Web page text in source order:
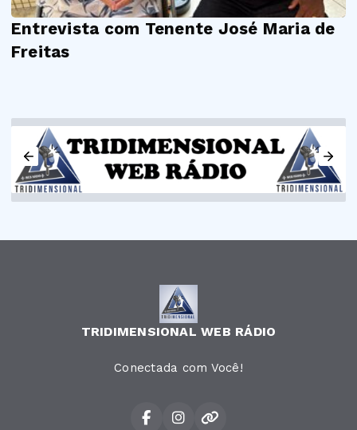
Entrevista com Tenente José Maria de
Freitas
TRIDIMENSIONAL WEB RÁDIO
Conectada com Você!